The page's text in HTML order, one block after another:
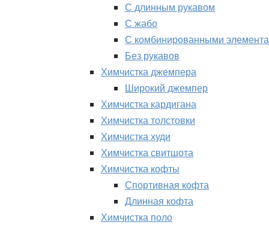
С длинным рукавом
С жабо
С комбинированными
Без рукавов
Химчистка джемпера
Широкий джемпер
Химчистка кардигана
Химчистка толстовки
Химчистка худи
Химчистка свитшота
Химчистка кофты
Спортивная кофта
Длинная кофта
Химчистка поло